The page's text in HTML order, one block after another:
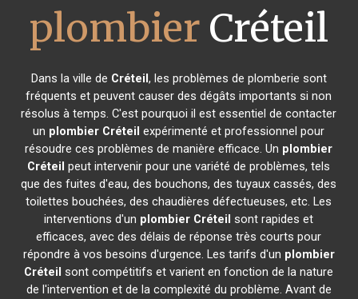
plombier Créteil
Dans la ville de Créteil, les problèmes de plomberie sont
fréquents et peuvent causer des dégâts importants si non
résolus à temps. C'est pourquoi il est essentiel de contacter
un plombier Créteil expérimenté et professionnel pour
résoudre ces problèmes de manière efficace. Un plombier
Créteil peut intervenir pour une variété de problèmes, tels
que des fuites d'eau, des bouchons, des tuyaux cassés, des
toilettes bouchées, des chaudières défectueuses, etc. Les
interventions d'un plombier Créteil sont rapides et
efficaces, avec des délais de réponse très courts pour
répondre à vos besoins d'urgence. Les tarifs d'un plombier
Créteil sont compétitifs et varient en fonction de la nature
de l'intervention et de la complexité du problème. Avant de